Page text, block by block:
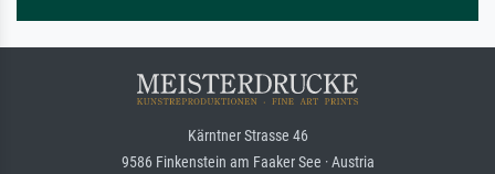
Kärntner Strasse 46
9586 Finkenstein am Faaker See · Austria